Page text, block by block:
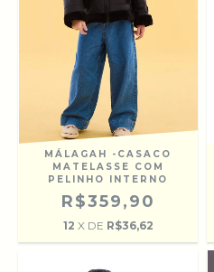
MÁLAGAH -CASACO
MATELASSE COM
PELINHO INTERNO
R$359,90
12 X DE R$36,62